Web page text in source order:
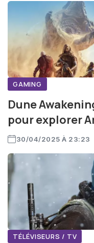
GAMING
Dune
pour explorer
30/04/2025 À 23:23
TÉLÉVISEURS / TV